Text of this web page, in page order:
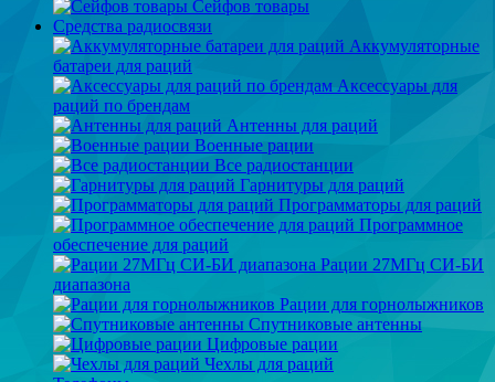
Сейфов товары
Средства радиосвязи
Аккумуляторные
батареи для раций
Аксессуары для
раций по брендам
Антенны для раций
Военные рации
Все радиостанции
Гарнитуры для раций
Программаторы для раций
Программное
обеспечение для раций
Рации 27МГц СИ-БИ
диапазона
Рации для горнолыжников
Спутниковые антенны
Цифровые рации
Чехлы для раций